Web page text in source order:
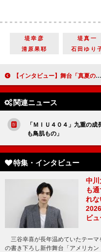
堤幸彦 堤真一
清原果耶
石田ゆり
【インタビュー】舞台「真夏の夜の夢」鈴木杏「これまでに見たことがない世界観を体験できる演劇になる」
関連ニュース
「ＭＩＵ４０４」九重の
も鳥肌もの」
特集・インタビュー
中川
も
れ
ビュ
三谷幸喜が長年温めていたテーマ
の書き下ろし新作舞台「アメリカ